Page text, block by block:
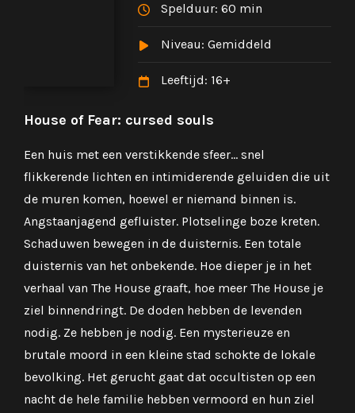
Spelduur: 60 min
Niveau: Gemiddeld
Leeftijd: 16+
House of Fear: cursed souls
Een huis met een verstikkende sfeer… snel
flikkerende lichten en intimiderende geluiden die uit
de muren komen, hoewel er niemand binnen is.
Angstaanjagend gefluister. Plotselinge boze kreten.
Schaduwen bewegen in de duisternis. Een totale
duisternis van het onbekende. Hoe dieper je in het
verhaal van The House graaft, hoe meer The House je
ziel binnendringt. De doden hebben de levenden
nodig. Ze hebben je nodig. Een mysterieuze en
brutale moord in een kleine stad schokte de lokale
bevolking. Het gerucht gaat dat occultisten op een
nacht de hele familie hebben vermoord en hun ziel